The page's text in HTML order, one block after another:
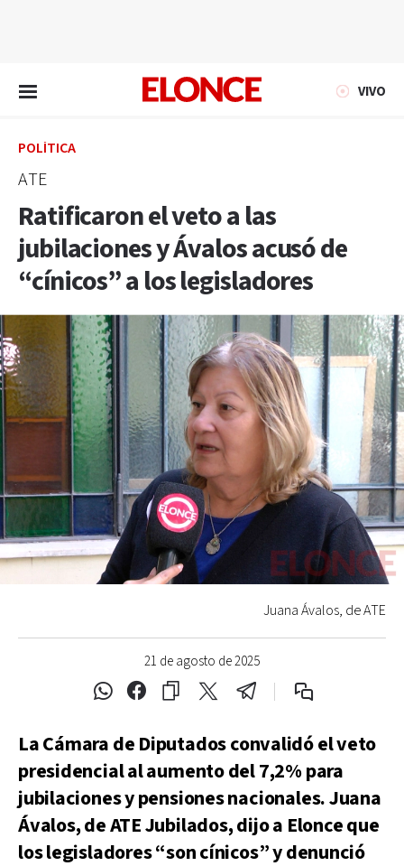
VIVO
POLÍTICA
ATE
Ratificaron el veto a las
jubilaciones y Ávalos acusó de
“cínicos” a los legisladores
21 de agosto de 2025
Juana Ávalos, de ATE
La Cámara de Diputados convalidó el veto
presidencial al aumento del 7,2% para
jubilaciones y pensiones nacionales. Juana
Ávalos, de ATE Jubilados, dijo a Elonce que
los legisladores “son cínicos” y denunció